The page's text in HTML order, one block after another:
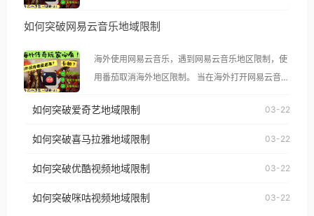
示语。 海外用户如香港、澳门、台湾、美国、加拿
像其他音乐平台一样，出现地区及版权限制问题，且
仅能在中国大陆地区播放。 遇到这个问题的朋友们，
使用番茄回国加速器，即可解决「海外用户收听腾讯
台湾、美国、加拿大、澳大利亚、欧洲等国家和地区
权限制所困扰。
如何突破网易云音乐地域限制
海外使用网易云音乐，遇到网易云音乐地区限制，使
用番茄取消海外地区限制。 当在海外打开网易云音
播放”的提示语。 海外用户如香港、澳门、台湾、美
国、加拿大、澳大利亚、欧洲等国家和地区时，网易
制问题，且仅能在中国大陆地区播放。 遇到这个问题
户收听网易云音乐地区版权限制」的问题，无论人在
如何突破爱奇艺地域限制 03-22
如何突破喜马拉雅地域限制 03-22
如何突破优酷视频地域限制 03-22
如何突破咪咕视频地域限制 03-22